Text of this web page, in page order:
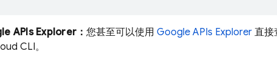
APIs Explorer：您甚至可以使用Google APIs Explorer 直接
CLI。